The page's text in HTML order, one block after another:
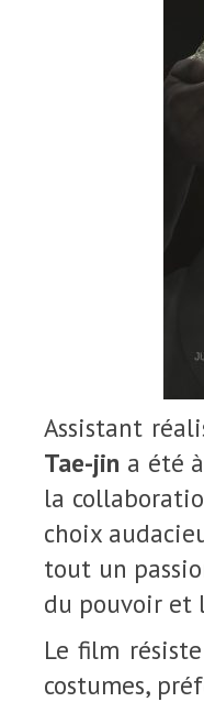
Assistant
Tae-jin a été
la
choix
tout un
du pouvoir et
Le film
costumes,